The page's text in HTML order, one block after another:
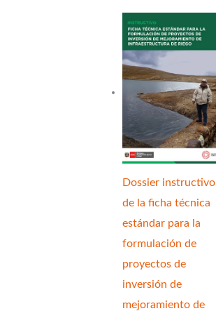
Dossier instructivo
de la ficha técnica
estándar para la
formulación de
proyectos de
inversión de
mejoramiento de